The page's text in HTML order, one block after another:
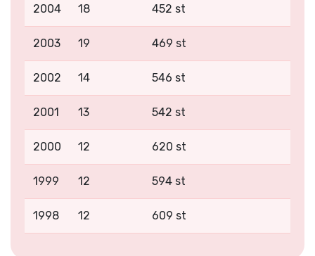
2004 18 452 st
2003 19 469 st
2002 14 546 st
2001 13 542 st
2000 12 620 st
1999 12 594 st
1998 12 609 st